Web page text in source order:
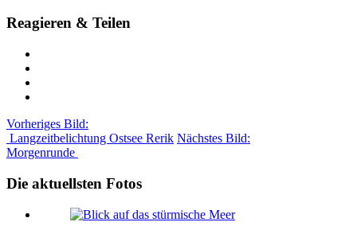
Reagieren & Teilen
Vorheriges Bild:
Langzeitbelichtung Ostsee Rerik Nächstes Bild:
Morgenrunde
Die aktuellsten Fotos